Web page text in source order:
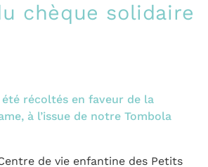
chèque solidaire
été récoltés en faveur de la
à l’issue de notre Tombola
de vie enfantine des Petits